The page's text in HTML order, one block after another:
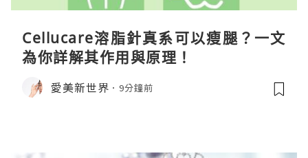
Cellucare溶脂針真系可以瘦腿？一文
為你詳解其作用與原理！
愛美新世界 9分鐘前